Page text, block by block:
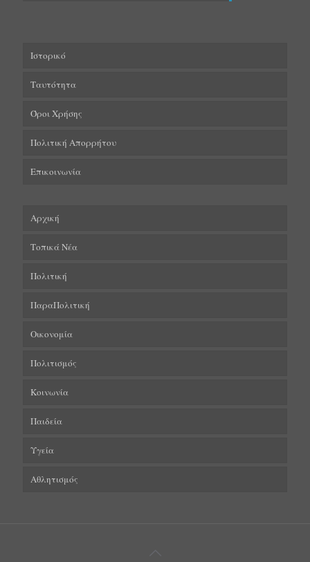
Ιστορικό
Ταυτότητα
Όροι Χρήσης
Πολιτική Απορρήτου
Επικοινωνία
Αρχική
Τοπικά Νέα
Πολιτική
ΠαραΠολιτική
Οικονομία
Πολιτισμός
Κοινωνία
Παιδεία
Υγεία
Αθλητισμός